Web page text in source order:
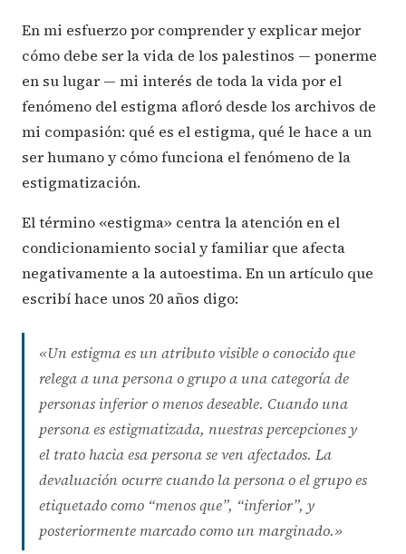
En mi esfuerzo por comprender y explicar mejor
cómo debe ser la vida de los palestinos — ponerme
en su lugar — mi interés de toda la vida por el
fenómeno del estigma afloró desde los archivos de
mi compasión: qué es el estigma, qué le hace a un
ser humano y cómo funciona el fenómeno de la
estigmatización.
El término «estigma» centra la atención en el
condicionamiento social y familiar que afecta
negativamente a la autoestima. En un artículo que
escribí hace unos 20 años digo:
«Un estigma es un atributo visible o conocido que
relega a una persona o grupo a una categoría de
personas inferior o menos deseable. Cuando una
persona es estigmatizada, nuestras percepciones y
el trato hacia esa persona se ven afectados. La
devaluación ocurre cuando la persona o el grupo es
etiquetado como “menos que”, “inferior”, y
posteriormente marcado como un marginado.»